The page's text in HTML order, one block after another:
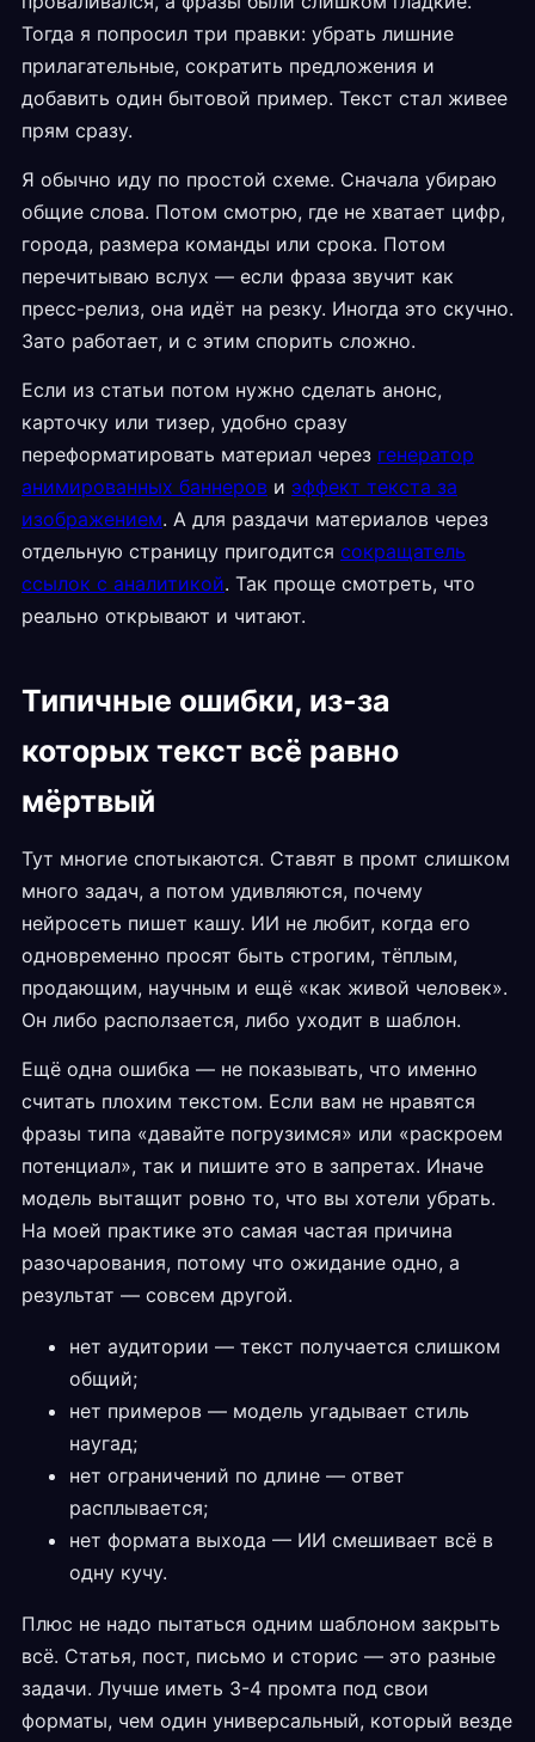
Тогда я попросил три правки: убрать лишние
прилагательные, сократить предложения и
добавить один бытовой пример. Текст стал живее
прям сразу.
Я обычно иду по простой схеме. Сначала убираю
общие слова. Потом смотрю, где не хватает цифр,
города, размера команды или срока. Потом
перечитываю вслух — если фраза звучит как
пресс-релиз, она идёт на резку. Иногда это скучно.
Зато работает, и с этим спорить сложно.
Если из статьи потом нужно сделать анонс,
карточку или тизер, удобно сразу
переформатировать материал через генератор
анимированных баннеров и эффект текста за
изображением. А для раздачи материалов через
отдельную страницу пригодится сокращатель
ссылок с аналитикой. Так проще смотреть, что
реально открывают и читают.
Типичные ошибки, из-за
которых текст всё равно
мёртвый
Тут многие спотыкаются. Ставят в промт слишком
много задач, а потом удивляются, почему
нейросеть пишет кашу. ИИ не любит, когда его
одновременно просят быть строгим, тёплым,
продающим, научным и ещё «как живой человек».
Он либо расползается, либо уходит в шаблон.
Ещё одна ошибка — не показывать, что именно
считать плохим текстом. Если вам не нравятся
фразы типа «давайте погрузимся» или «раскроем
потенциал», так и пишите это в запретах. Иначе
модель вытащит ровно то, что вы хотели убрать.
На моей практике это самая частая причина
разочарования, потому что ожидание одно, а
результат — совсем другой.
нет аудитории — текст получается слишком
общий;
нет примеров — модель угадывает стиль
наугад;
нет ограничений по длине — ответ
расплывается;
нет формата выхода — ИИ смешивает всё в
одну кучу.
Плюс не надо пытаться одним шаблоном закрыть
всё. Статья, пост, письмо и сторис — это разные
задачи. Лучше иметь 3-4 промта под свои
форматы, чем один универсальный, который везде